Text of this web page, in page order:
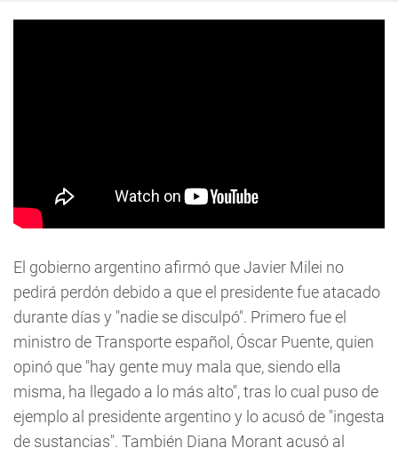
El gobierno argentino afirmó que Javier Milei no
pedirá perdón debido a que el presidente fue atacado
durante días y "nadie se disculpó". Primero fue el
ministro de Transporte español, Óscar Puente, quien
opinó que "hay gente muy mala que, siendo ella
misma, ha llegado a lo más alto", tras lo cual puso de
ejemplo al presidente argentino y lo acusó de "ingesta
de sustancias". También Diana Morant acusó al